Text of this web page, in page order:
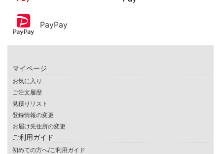
PayPay
マイページ
お気に入り
ご注文履歴
見積りリスト
登録情報の変更
お届け先住所の変更
ご利用ガイド
初めての方へ/ご利用ガイド